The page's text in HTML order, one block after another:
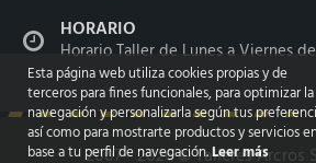
HORARIO
Horario Taller de Lunes a Viernes
2007 - 2026 ©Talleres Arcros
Esta página web utiliza cookies propias y de
terceros para fines funcionales, para optimizar la
navegación y personalizarla según tus
así como para mostrarte productos y servicios
base a tu perfil de navegación.Leer más